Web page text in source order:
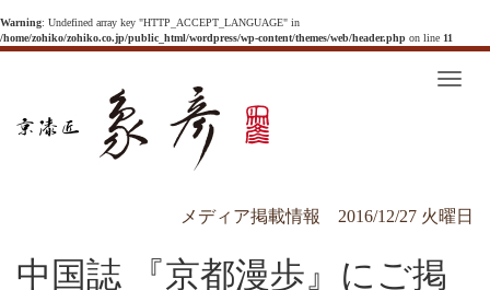
Warning: Undefined array key "HTTP_ACCEPT_LANGUAGE" in
/home/zohiko/zohiko.co.jp/public_html/wordpress/wp-content/themes/web/header.php on line 11
T
i
メディア掲載情報 2016/12/27 火曜日
中国誌 『京都漫歩』にご掲